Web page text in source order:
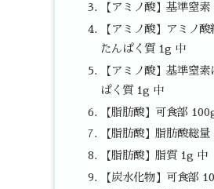
【アミノ酸】基準窒
【アミノ酸】アミノ酸
たんぱく質 1g 中
【アミノ酸】基準窒素
ぱく質 1g 中
【脂肪酸】可食部
【脂肪酸】脂肪酸総
【脂肪酸】脂質 1g 中
【炭水化物】可食部